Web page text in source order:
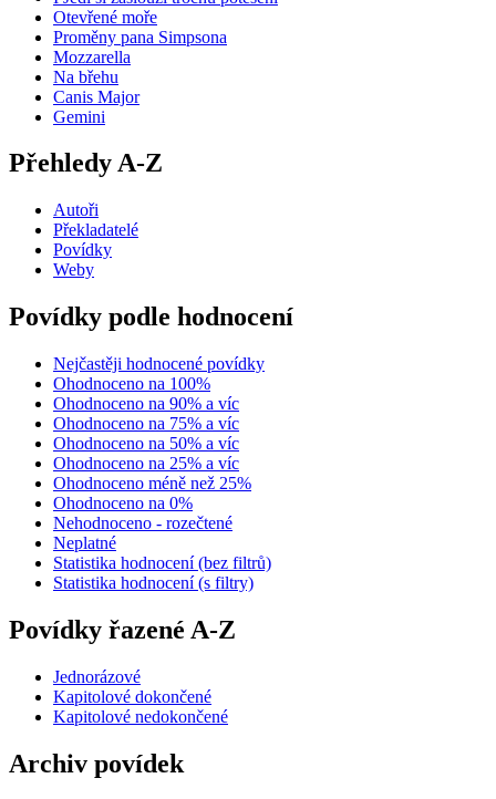
Otevřené moře
Proměny pana Simpsona
Mozzarella
Na břehu
Canis Major
Gemini
Přehledy A-Z
Autoři
Překladatelé
Povídky
Weby
Povídky podle hodnocení
Nejčastěji hodnocené povídky
Ohodnoceno na 100%
Ohodnoceno na 90% a víc
Ohodnoceno na 75% a víc
Ohodnoceno na 50% a víc
Ohodnoceno na 25% a víc
Ohodnoceno méně než 25%
Ohodnoceno na 0%
Nehodnoceno - rozečtené
Neplatné
Statistika hodnocení (bez filtrů)
Statistika hodnocení (s filtry)
Povídky řazené A-Z
Jednorázové
Kapitolové dokončené
Kapitolové nedokončené
Archiv povídek